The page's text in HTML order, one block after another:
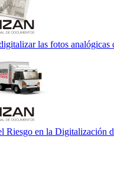
las fotos analógicas
Riesgo en la Digitalización